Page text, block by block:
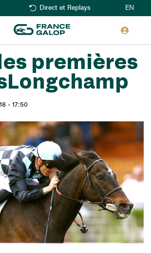
Aller
au
contenu
principal
Direct et Replays EN
premières
- 17:50